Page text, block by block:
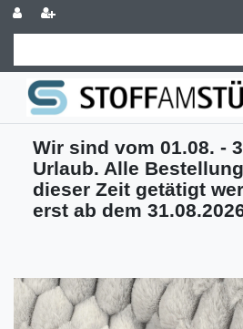
Wir sind vom 01.08. -
Urlaub. Alle
dieser Zeit getätigt
erst ab dem